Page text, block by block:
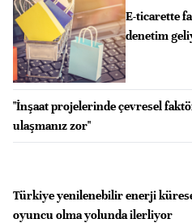
E-ticarette
denetim
"İnşaat projelerinde çevresel
ulaşmanız zor"
Türkiye yenilenebilir enerji
oyuncu olma yolunda ilerliyor